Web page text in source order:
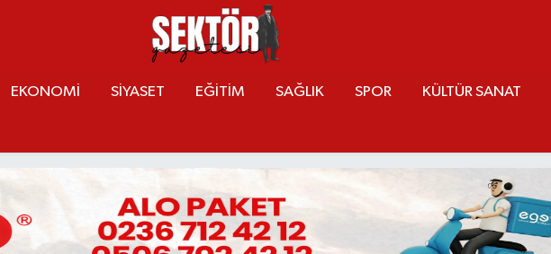
EKONOMİ SİYASET EĞİTİM SAĞLIK SPOR KÜLTÜR SANAT